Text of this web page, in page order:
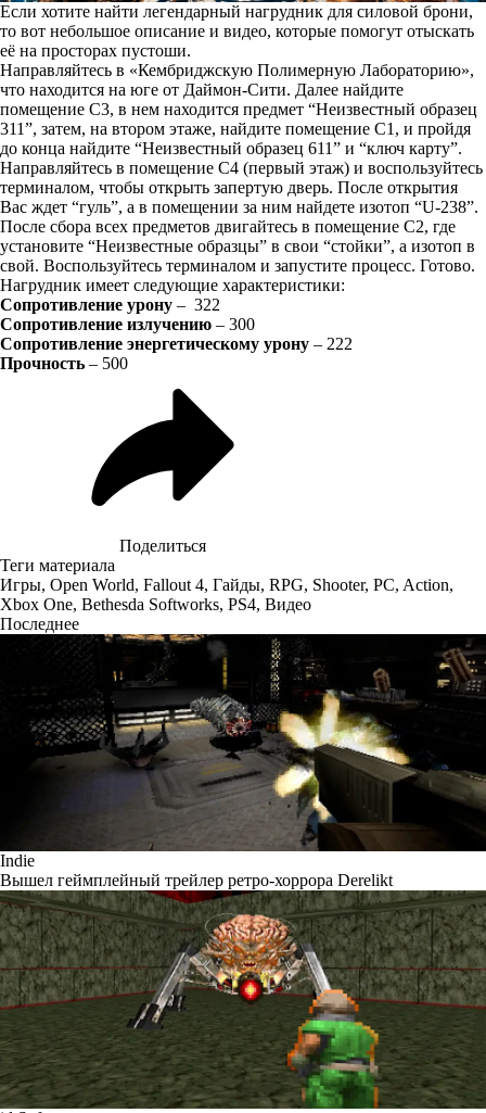
Если хотите найти легендарный нагрудник для силовой брони,
то вот небольшое описание и видео, которые помогут отыскать
её на просторах пустоши.
Направляйтесь в «Кембриджскую Полимерную Лабораторию»,
что находится на юге от Даймон-Сити. Далее найдите
помещение C3, в нем находится предмет “Неизвестный образец
311”, затем, на втором этаже, найдите помещение С1, и пройдя
до конца найдите “Неизвестный образец 611” и “ключ карту”.
Направляйтесь в помещение C4 (первый этаж) и воспользуйтесь
терминалом, чтобы открыть запертую дверь. После открытия
Вас ждет “гуль”, а в помещении за ним найдете изотоп “U-238”.
После сбора всех предметов двигайтесь в помещение C2, где
установите “Неизвестные образцы” в свои “стойки”, а изотоп в
свой. Воспользуйтесь терминалом и запустите процесс. Готово.
Нагрудник имеет следующие характеристики:
Сопротивление урону – 322
Сопротивление излучению – 300
Сопротивление энергетическому урону – 222
Прочность – 500
Поделиться
Теги материала
Игры, Open World, Fallout 4, Гайды, RPG, Shooter, PC, Action,
Xbox One, Bethesda Softworks, PS4, Видео
Последнее
Indie
Вышел геймплейный трейлер ретро-хоррора Derelikt